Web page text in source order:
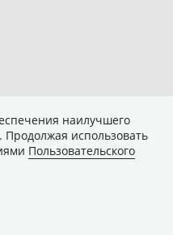
наилучшего
использовать
Пользовательского